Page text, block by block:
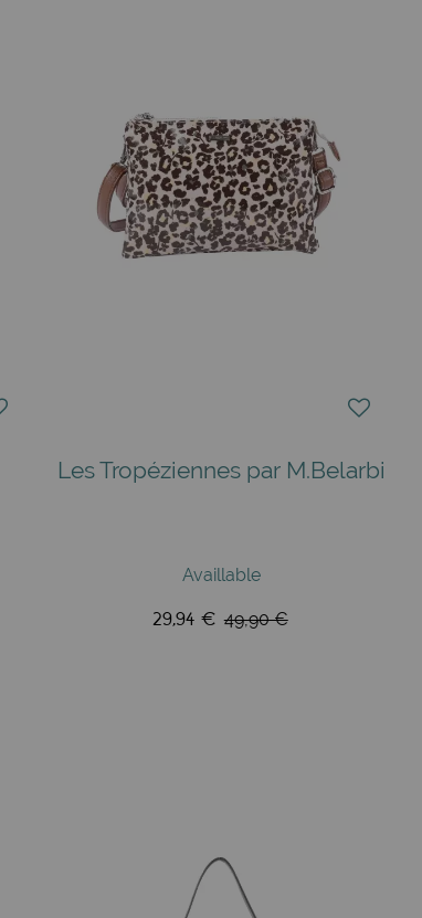
Les Tropéziennes par M.Belarbi
Availlable
29,94 € 49,90 €